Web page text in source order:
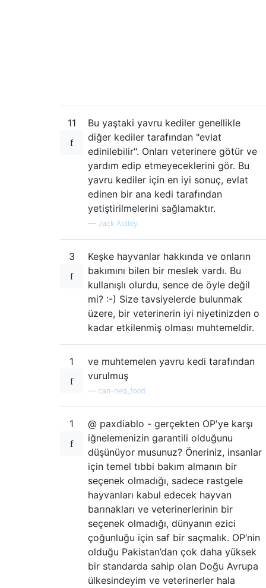
11
Bu yaştaki yavru kediler genellikle
diğer kediler tarafından "evlat
edinilebilir". Onları veterinere götür ve
yardım edip etmeyeceklerini gör. Bu
yavru kediler için en iyi sonuç, evlat
edinen bir ana kedi tarafından
yetiştirilmelerini sağlamaktır.
— Jack Aidley
3
Keşke hayvanlar hakkında ve onların
bakımını bilen bir meslek vardı. Bu
kullanışlı olurdu, sence de öyle değil
mi? :-) Size tavsiyelerde bulunmak
üzere, bir veterinerin iyi niyetinizden o
kadar etkilenmiş olması muhtemeldir.
1
ve muhtemelen yavru kedi tarafından
vurulmuş
can-ned_food
1
@ paxdiablo - gerçekten OP'ye karşı
iğnelemenizin garantili olduğunu
düşünüyor musunuz? Öneriniz, insanlar
için temel tıbbi bakım almanın bir
seçenek olmadığı, sadece rastgele
hayvanları kabul edecek hayvan
barınakları ve veterinerlerinin bir
seçenek olmadığı, dünyanın ezici
çoğunluğu için saf bir saçmalık. OP’nin
olduğu Pakistan’dan çok daha yüksek
bir standarda sahip olan Doğu Avrupa
ülkesindeyim ve veterinerler hala